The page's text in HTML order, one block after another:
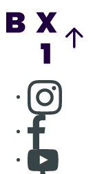
Consulter